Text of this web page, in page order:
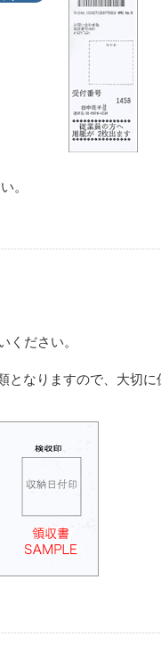
。
ください。
となりますので、大切に